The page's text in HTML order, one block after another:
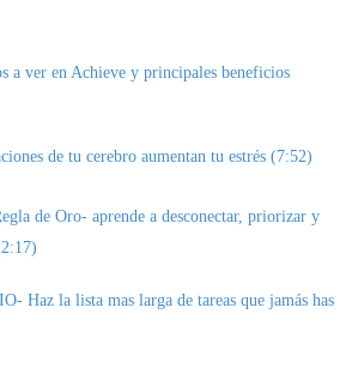
a ver en Achieve y principales beneficios
de tu cerebro aumentan tu estrés (7:52)
de Oro- aprende a desconectar, priorizar y
Haz la lista mas larga de tareas que jamás has